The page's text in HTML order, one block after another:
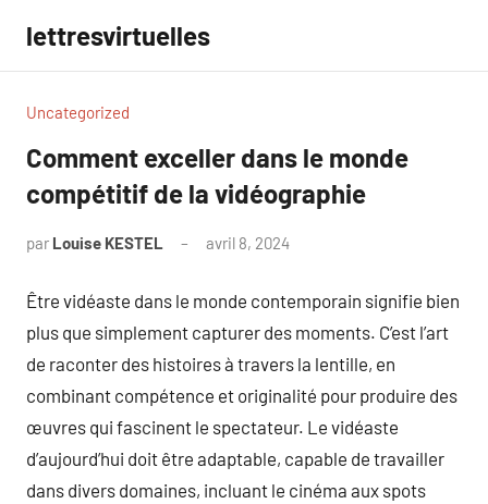
contenu
lettresvirtuelles
Uncategorized
Comment exceller dans le monde
compétitif de la vidéographie
par Louise KESTEL avril 8, 2024
Être vidéaste dans le monde contemporain signifie bien
plus que simplement capturer des moments. C’est l’art
de raconter des histoires à travers la lentille, en
combinant compétence et originalité pour produire des
œuvres qui fascinent le spectateur. Le vidéaste
d’aujourd’hui doit être adaptable, capable de travailler
dans divers domaines, incluant le cinéma aux spots